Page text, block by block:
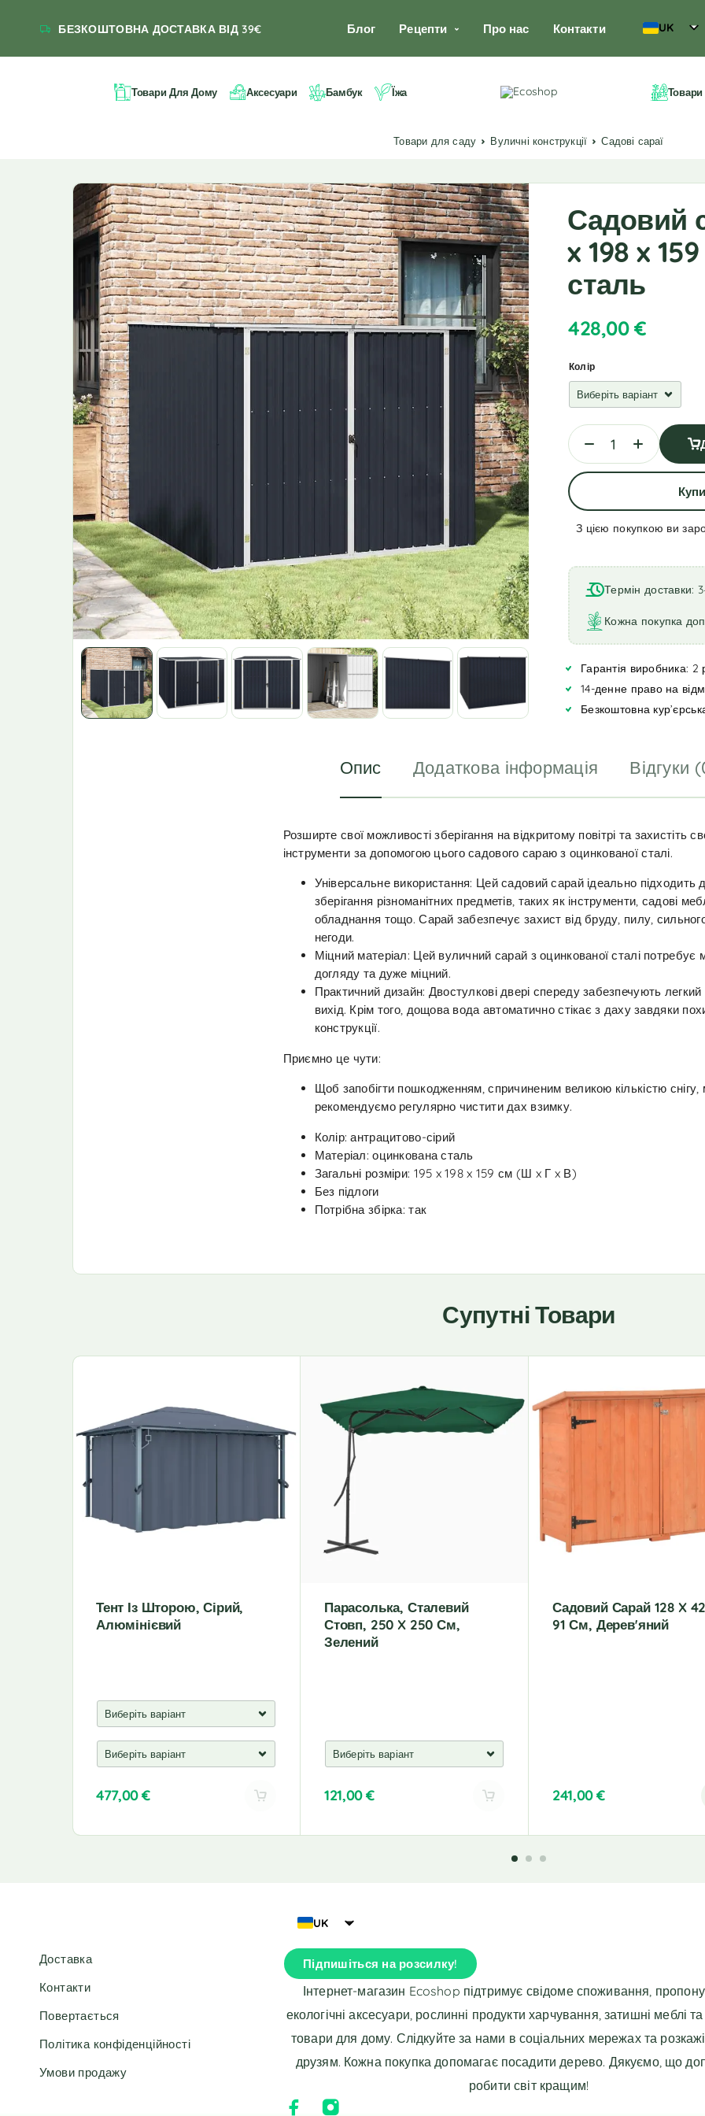
БЕЗКОШТОВНА ДОСТАВКА ВІД 39€ Блог Рецепти Про нас Контакти UK
Товари Для Дому Аксесуари Бамбук Їжа
Товари для саду Вуличні конструкції Садові сараї
Садовий
x 198 x
сталь
428,00€
Колір
З цією покупкою ви
l
t
e
r
n
t
i
Термін доставки:
Кожна покупка
Гарантія виробника: 2
14-денне право на
Безкоштовна
Опис Додаткова інформація Відгуки
Розширте свої можливості зберігання на відкритому повітрі та захистіть
інструменти за допомогою цього садового сараю з оцинкованої сталі.
Універсальне використання: Цей садовий сарай ідеально підходить
зберігання різноманітних предметів, таких як інструменти, садові
обладнання тощо. Сарай забезпечує захист від бруду, пилу,
негоди.
Міцний матеріал: Цей вуличний сарай з оцинкованої сталі потребує
догляду та дуже міцний.
Практичний дизайн: Двостулкові двері спереду забезпечують легкий
вихід. Крім того, дощова вода автоматично стікає з даху завдяки
конструкції.
Приємно це чути:
Щоб запобігти пошкодженням, спричиненим великою кількістю снігу,
рекомендуємо регулярно чистити дах взимку.
Колір: антрацитово-сірий
Матеріал: оцинкована сталь
Загальні розміри: 195 x 198 x 159 см (Ш x Г x В)
Без підлоги
Потрібна збірка: так
Супутні Товари
Тент Із Шторою, Сірий,
Алюмінієвий
477,00€
l
Парасолька, Сталевий
Стовп, 250 X 250 См,
Зелений
121,00€
l
a
i
v
Садовий Сарай 128 X
91 См, Дерев'яний
241,00€
Доставка
Контакти
Повертається
Політика конфіденційності
Умови продажу
UK
Підпишіться на розсилку!
Інтернет-магазин Ecoshop підтримує свідоме споживання,
екологічні аксесуари, рослинні продукти харчування, затишні меблі
товари для дому. Слідкуйте за нами в соціальних мережах та
друзям. Кожна покупка допомагає посадити дерево. Дякуємо, що
робити світ кращим!